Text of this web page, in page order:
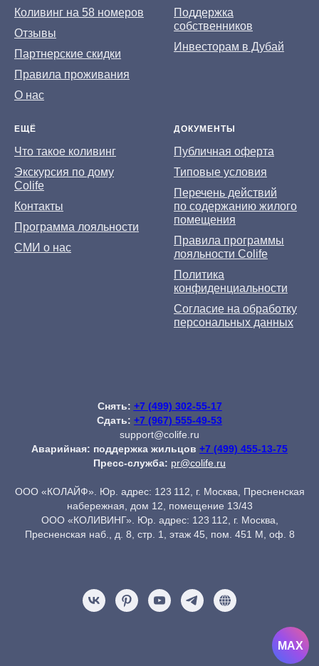
Коливинг на 58 номеров
Отзывы
Партнерские скидки
Правила проживания
О нас
Поддержка
собственников
Инвесторам в Дубай
ЕЩЁ
Что такое коливинг
Экскурсия по дому
Colife
Контакты
Программа лояльности
СМИ о нас
ДОКУМЕНТЫ
Публичная оферта
Типовые условия
Перечень действий
по содержанию жилого
помещения
Правила программы
лояльности Colife
Политика
конфиденциальности
Согласие на обработку
персональных данных
Снять: +7 (499) 302-55-17
Сдать: +7 (967) 555-49-53
support@colife.ru
Аварийная: поддержка жильцов +7 (499) 455-13-75
Пресс-служба: pr@colife.ru
ООО «КОЛАЙФ». Юр. адрес: 123 112, г. Москва, Пресненская
набережная, дом 12, помещение 13/43
ООО «КОЛИВИНГ». Юр. адрес: 123 112, г. Москва,
Пресненская наб., д. 8, стр. 1, этаж 45, пом. 451 М, оф. 8
MAX